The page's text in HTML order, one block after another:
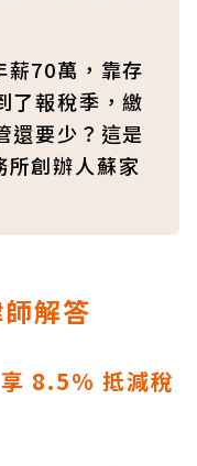
薪70萬，靠存
了報稅季，繳
還要少？這是
所創辦人蘇家
解答
8.5% 抵減稅